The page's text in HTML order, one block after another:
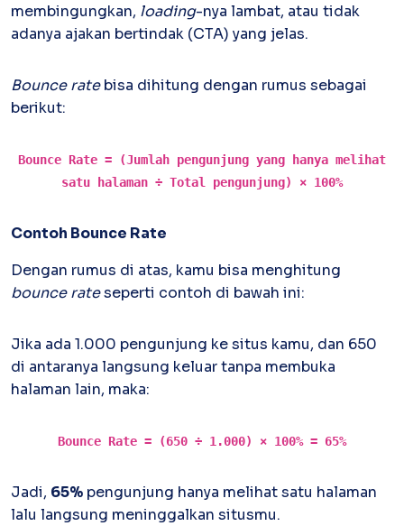
Inventory
Atur stok mudah, terkoneksi invoice
membingungkan, loading-nya lambat, atau tidak
adanya ajakan bertindak (CTA) yang jelas.
Bounce ratebisa dihitung dengan rumus sebagai
berikut:
Bounce Rate = (Jumlah pengunjung yang hanya melihat
satu halaman ÷ Total pengunjung) × 100%
Contoh Bounce Rate
Dengan rumus di atas, kamu bisa menghitung
bounce rateseperti contoh di bawah ini:
Jika ada 1.000 pengunjung ke situs kamu, dan 650
di antaranya langsung keluar tanpa membuka
halaman lain, maka:
Bounce Rate = (650 ÷ 1.000) × 100% = 65%
Jadi, 65% pengunjung hanya melihat satu halaman
lalu langsung meninggalkan situsmu.